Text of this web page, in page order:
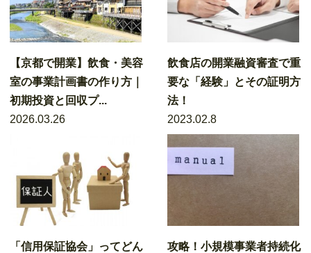
【京都で開業】飲食・美容
室の事業計画書の作り方｜
初期投資と回収プ...
2026.03.26
飲食店の開業融資審査で重
要な「経験」とその証明方
法！
2023.02.8
「信用保証協会」ってどん
攻略！小規模事業者持続化